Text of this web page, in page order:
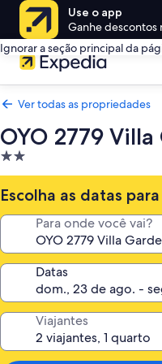
Use o app
Ganhe descontos
Ignorar a seção principal da
Ver todas as propriedades
OYO 2779
Propriedade
2.0
estrelas
Escolha as datas
Para onde você vai?
Datas
Viajantes